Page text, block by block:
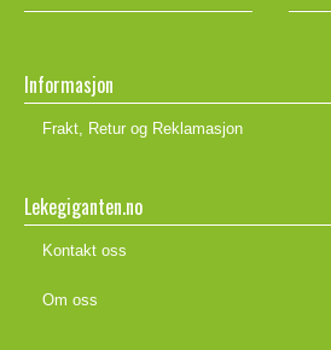
Informasjon
Frakt, Retur og Reklamasjon
Lekegiganten.no
Kontakt oss
Om oss